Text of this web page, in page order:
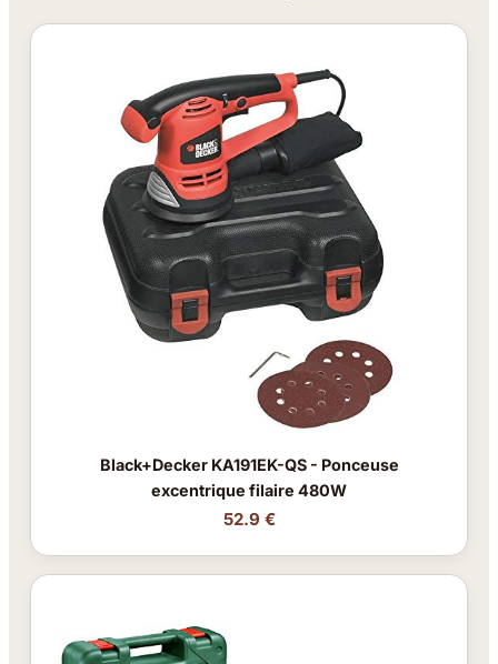
Black+Decker KA191EK-QS - Ponceuse
excentrique filaire 480W
52.9 €